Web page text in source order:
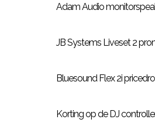
Adam Audio
JB Systems Liveset 2
Bluesound Flex 2i
Korting op de DJ